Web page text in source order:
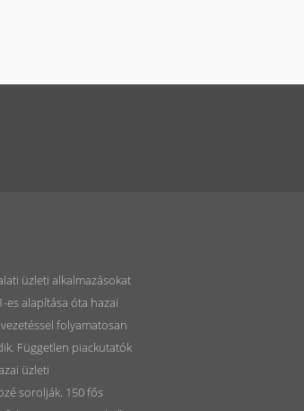
üzleti alkalmazásokat
es alapítása óta hazai
folyamatosan
Független piackutatók
üzleti
sorolják. 150 fős